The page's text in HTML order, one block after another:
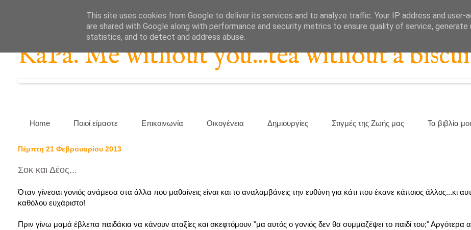
KaPa. Me without you...tea without a
Home Ποιοί είμαστε Επικοινωνία Οικογένεια Δημιουργίες Στιγμές της Ζωής μας Τα βιβλία
Πέμπτη 21 Φεβρουαρίου 2013
Σοκ και Δέος...
Όταν γίνεσαι γονιός ανάμεσα στα άλλα που μαθαίνεις είναι και το αναλαμβάνεις την ευθύνη για κάτι που έκανε κάποιος άλλος...κι
καθόλου ευχάριστο!
Πριν γίνω μαμά έβλεπα παιδάκια να κάνουν αταξίες και σκεφτόμουν "μα αυτός ο γονιός δεν θα συμμαζέψει το παιδί του;" Αργότερα
This site uses cookies from Google to deliver its services and to analyze traffic. Your IP address and user-
are shared with Google along with performance and security metrics to ensure quality of service, generate
statistics, and to detect and address abuse.